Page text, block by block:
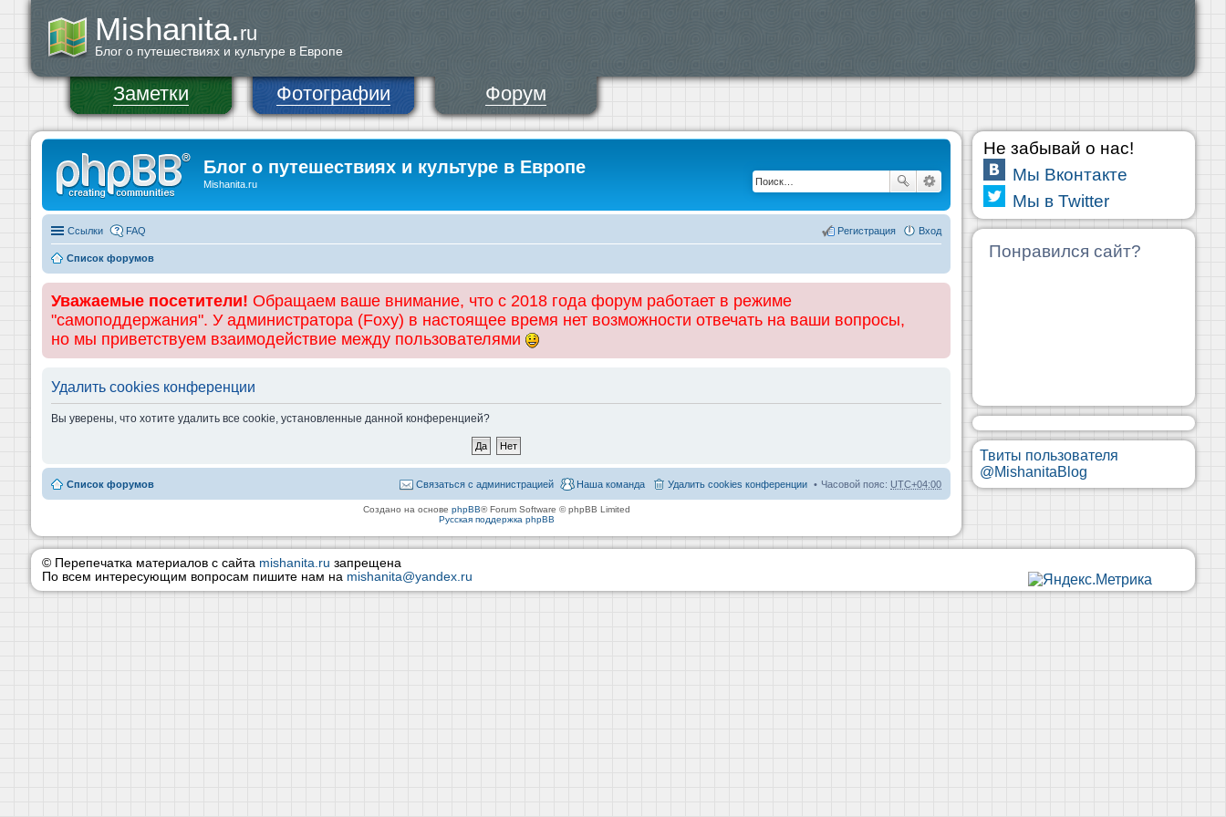
Mishanita.ru
Блог о путешествиях и культуре в Европе
Заметки Фотографии Форум
Блог о путешествиях и культуре в Европе
Mishanita.ru
Ссылки FAQ Вход
Регистрация
Список форумов
Уважаемые посетители! Обращаем ваше внимание, что с 2018 года форум работает в режиме
"самоподдержания". У администратора (Foxy) в настоящее время нет возможности отвечать на ваши вопросы,
но мы приветствуем взаимодействие между пользователями
Удалить cookies конференции
Вы уверены, что хотите удалить все cookie, установленные данной конференцией?
Список форумов Часовой пояс: UTC+04:00
Удалить cookies конференции
Наша команда
Связаться с администрацией
Создано на основе phpBB® Forum Software © phpBB Limited
Русская поддержка phpBB
Не забывай о нас!
Мы Вконтакте
Мы в Twitter
Понравился сайт?
Твиты пользователя
@MishanitaBlog
© Перепечатка материалов с сайта mishanita.ru запрещена
По всем интересующим вопросам пишите нам на mishanita@yandex.ru